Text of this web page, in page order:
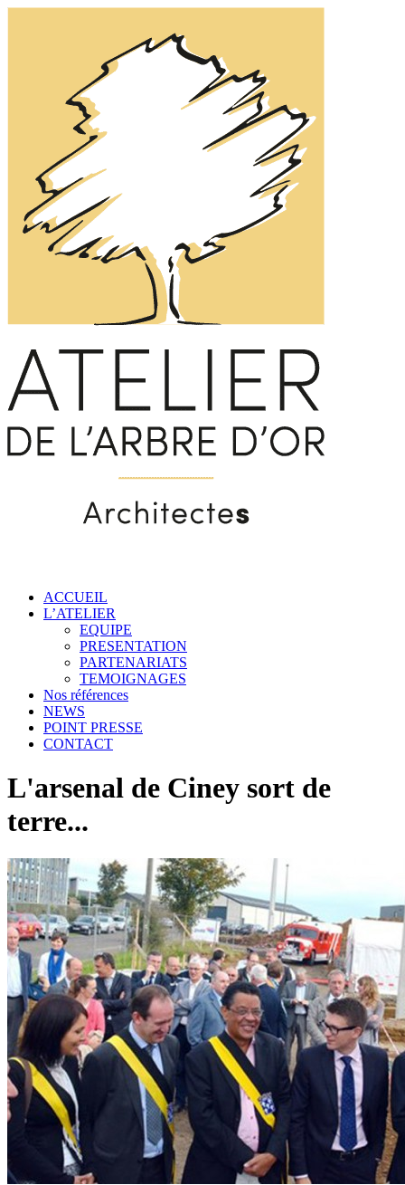
ACCUEIL
L’ATELIER
EQUIPE
PRESENTATION
PARTENARIATS
TEMOIGNAGES
Nos références
NEWS
POINT PRESSE
CONTACT
L'arsenal de Ciney sort de
terre...